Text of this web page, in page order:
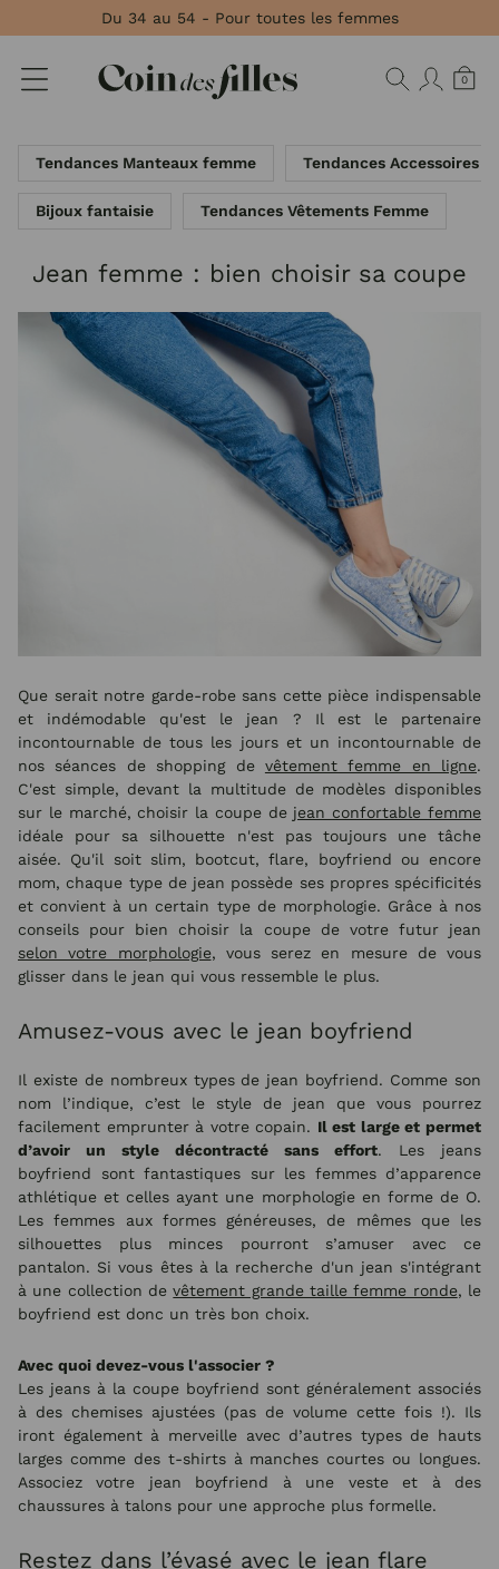
Du 34 au 54 - Pour toutes les femmes
0
Tendances Manteaux femme Tendances Accessoires
Bijoux fantaisie Tendances Vêtements Femme
Jean femme : bien choisir sa coupe
Que serait notre garde-robe sans cette pièce indispensable
et indémodable qu'est le jean ? Il est le partenaire
incontournable de tous les jours et un incontournable de
nos séances de shopping de vêtement femme en ligne.
C'est simple, devant la multitude de modèles disponibles
sur le marché, choisir la coupe de jean confortable femme
idéale pour sa silhouette n'est pas toujours une tâche
aisée. Qu'il soit slim, bootcut, flare, boyfriend ou encore
mom, chaque type de jean possède ses propres spécificités
et convient à un certain type de morphologie. Grâce à nos
conseils pour bien choisir la coupe de votre futur jean
selon votre morphologie, vous serez en mesure de vous
glisser dans le jean qui vous ressemble le plus.
Amusez-vous avec le jean boyfriend
Il existe de nombreux types de jean boyfriend. Comme son
nom l’indique, c’est le style de jean que vous pourrez
facilement emprunter à votre copain. Il est large et permet
d’avoir un style décontracté sans effort. Les jeans
boyfriend sont fantastiques sur les femmes d’apparence
athlétique et celles ayant une morphologie en forme de O.
Les femmes aux formes généreuses, de mêmes que les
silhouettes plus minces pourront s’amuser avec ce
pantalon. Si vous êtes à la recherche d'un jean s'intégrant
à une collection devêtement grande taille femme ronde, le
boyfriend est donc un très bon choix.
Avec quoi devez-vous l'associer ?
Les jeans à la coupe boyfriend sont généralement associés
à des chemises ajustées (pas de volume cette fois !). Ils
iront également à merveille avec d’autres types de hauts
larges comme des t-shirts à manches courtes ou longues.
Associez votre jean boyfriend à une veste et à des
chaussures à talons pour une approche plus formelle.
Restez dans l’évasé avec le jean flare
Panneau de gestion des cookies